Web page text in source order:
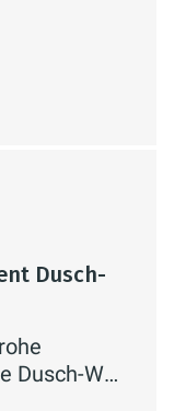
Dusch-
Dusch-WC